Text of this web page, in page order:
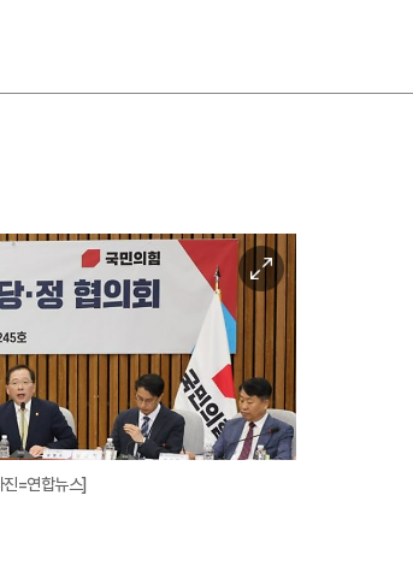
이
미
지
확
대
=연합뉴스]